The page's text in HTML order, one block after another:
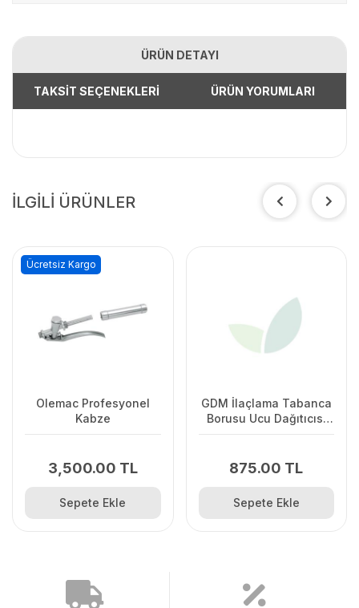
ÜRÜN DETAYI
TAKSİT SEÇENEKLERİ ÜRÜN YORUMLARI
İLGİLİ ÜRÜNLER
Olemac Profesyonel
Kabze
3,500.00 TL
Ücretsiz Kargo
Sepete Ekle
GDM İlaçlama Tabanca
Borusu Ucu Dağıtıcısı
875.00 TL
Sepete Ekle